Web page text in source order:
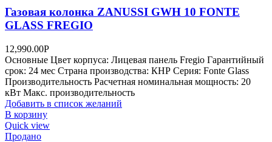
Газовая колонка ZANUSSI GWH 10 FONTE
GLASS FREGIO
12,990.00Р
Основные Цвет корпуса: Лицевая панель Fregio Гарантийный
срок: 24 мес Страна производства: КНР Серия: Fonte Glass
Производительность Расчетная номинальная мощность: 20
кВт Макс. производительность
Добавить в список желаний
В корзину
Quick view
Продано